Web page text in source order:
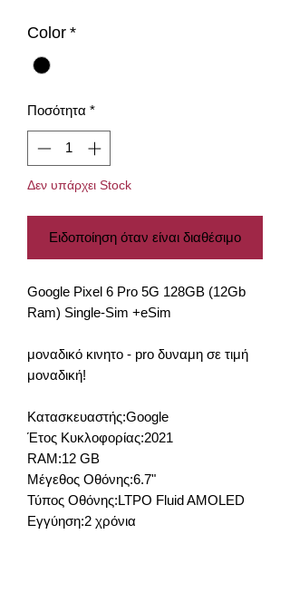
Color *
Ποσότητα *
Δεν υπάρχει Stock
Ειδοποίηση όταν είναι διαθέσιμο
Google Pixel 6 Pro 5G 128GB (12Gb
Ram) Single-Sim +eSim
μοναδικό κινητο - pro δυναμη σε τιμή
μοναδική!
Κατασκευαστής:Google
Έτος Κυκλοφορίας:2021
RAM:12 GB
Μέγεθος Οθόνης:6.7"
Τύπος Οθόνης:LTPO Fluid AMOLED
Εγγύηση:2 χρόνια